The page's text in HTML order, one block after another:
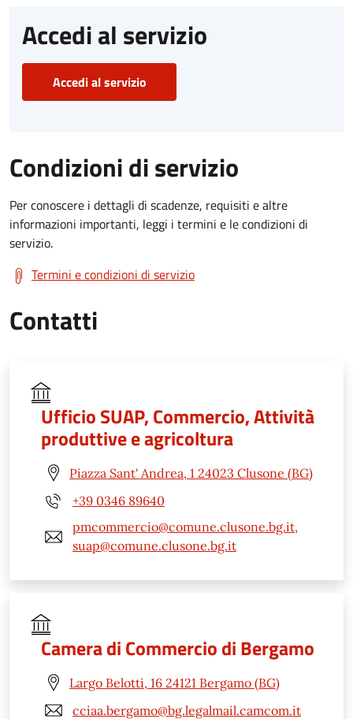
Accedi al servizio
Accedi al servizio
Condizioni di servizio
Per conoscere i dettagli di scadenze, requisiti e altre
informazioni importanti, leggi i termini e le condizioni di
servizio.
Termini e condizioni di servizio
Contatti
Ufficio SUAP, Commercio, Attività
produttive e agricoltura
Piazza Sant' Andrea, 1 24023 Clusone (BG)
+39 0346 89640
pmcommercio@comune.clusone.bg.it,
suap@comune.clusone.bg.it
Camera di Commercio di Bergamo
Largo Belotti, 16 24121 Bergamo (BG)
cciaa.bergamo@bg.legalmail.camcom.it